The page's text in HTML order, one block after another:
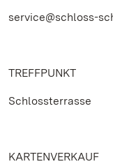
service@schloss-
TREFFPUNKT
Schlossterrasse
KARTENVERKAUF